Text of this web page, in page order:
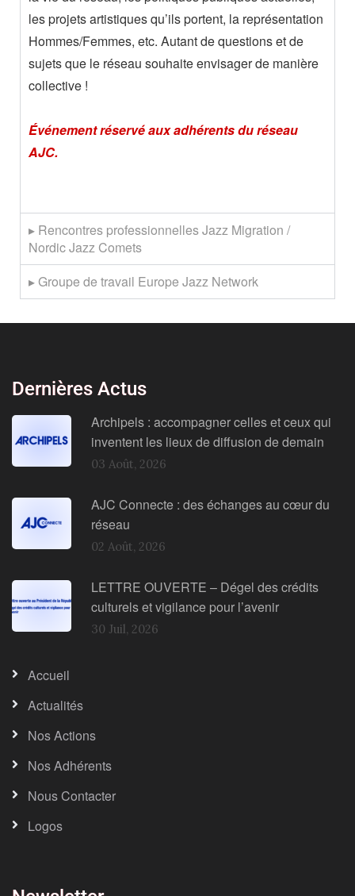
les projets artistiques qu’ils portent, la représentation
Hommes/Femmes, etc. Autant de questions et de
sujets que le réseau souhaite envisager de manière
collective !
Événement réservé aux adhérents du réseau
AJC.
▸ Rencontres professionnelles Jazz Migration /
Nordic Jazz Comets
▸ Groupe de travail Europe Jazz Network
Dernières Actus
Archipels : accompagner celles et ceux qui
inventent les lieux de diffusion de demain
03 Août, 2026
AJC Connecte : des échanges au cœur du
réseau
02 Août, 2026
LETTRE OUVERTE – Dégel des crédits
culturels et vigilance pour l’avenir
30 Juil, 2026
Accueil
Actualités
Nos Actions
Nos Adhérents
Nous Contacter
Logos